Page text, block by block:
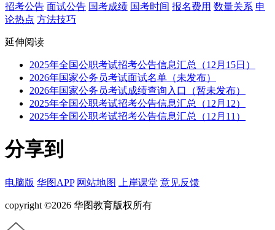
招考公告 面试公告 国考成绩 国考时间 报名费用 数量关系 申
论热点 方法技巧
延伸阅读
2025年全国公职考试招考公告信息汇总（12月15日）
2026年国家公务员考试面试名单（未发布）
2026年国家公务员考试成绩查询入口（暂未发布）
2025年全国公职考试招考公告信息汇总（12月12）
2025年全国公职考试招考公告信息汇总（12月11）
分享到
电脑版 华图APP 网站地图 上岸课堂 意见反馈
copyright ©2026 华图教育版权所有